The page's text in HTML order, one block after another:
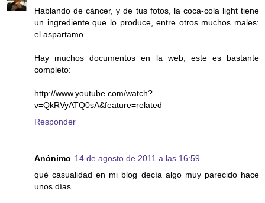
Hablando de cáncer, y de tus fotos, la coca-cola light tiene
un ingrediente que lo produce, entre otros muchos males:
el aspartamo.
Hay muchos documentos en la web, este es bastante
completo:
http://www.youtube.com/watch?
v=QkRVyATQ0sA&feature=related
Responder
Anónimo 14 de agosto de 2011 a las 16:59
qué casualidad en mi blog decía algo muy parecido hace
unos días.